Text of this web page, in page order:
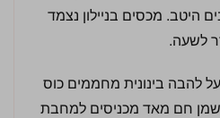
היטב. מכסים בניילון נצמד
לשעה.
להבה בינונית מחממים כוס
חם מאד מכניסים למחבת